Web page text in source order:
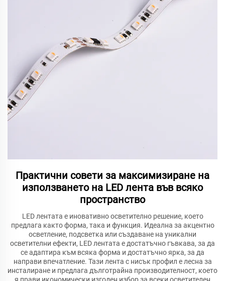
Практични совети за максимизиране на
използването на LED лента във всяко
пространство
LED лентата е иновативно осветително решение, което
предлага както форма, така и функция. Идеална за акцентно
осветление, подсветка или създаване на уникални
осветителни ефекти, LED лентата е достатъчно гъвкава, за да
се адаптира към всяка форма и достатъчно ярка, за да
направи впечатление. Тази лента с нисък профил е лесна за
инсталиране и предлага дълготрайна производителност, което